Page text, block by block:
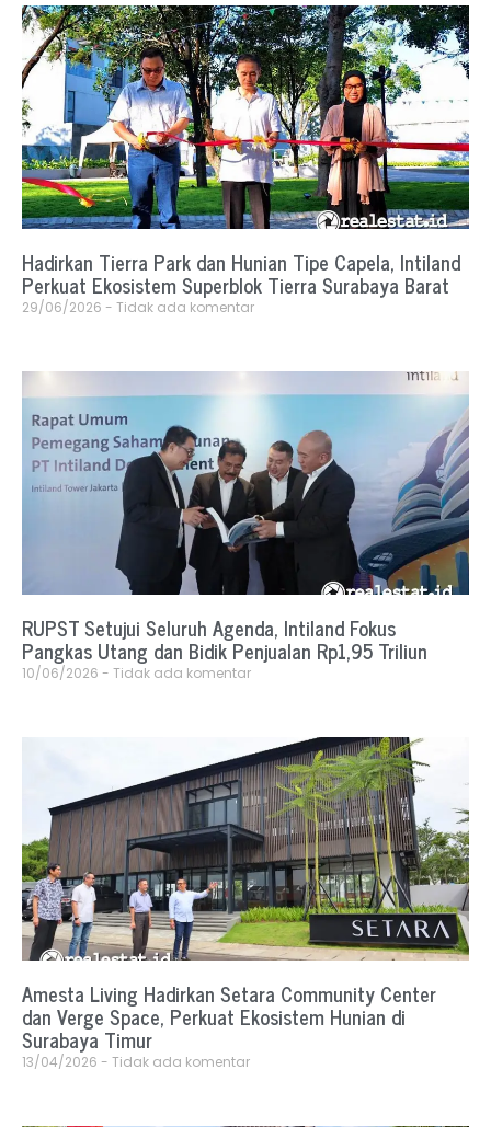
Hadirkan Tierra Park dan Hunian Tipe Capela, Intiland
Perkuat Ekosistem Superblok Tierra Surabaya Barat
29/06/2026 Tidak ada komentar
RUPST Setujui Seluruh Agenda, Intiland Fokus
Pangkas Utang dan Bidik Penjualan Rp1,95 Triliun
10/06/2026 Tidak ada komentar
Amesta Living Hadirkan Setara Community Center
dan Verge Space, Perkuat Ekosistem Hunian di
Surabaya Timur
13/04/2026 Tidak ada komentar